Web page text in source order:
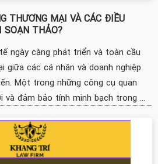
THƯƠNG MẠI VÀ CÁC ĐIỀU
SOẠN THẢO?
ngày càng phát triển và toàn cầu
giữa các cá nhân và doanh nghiệp
Một trong những công cụ quan
và đảm bảo tính minh bạch trong ...